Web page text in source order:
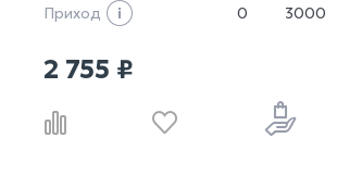
Приход
0 3000
2 755 ₽